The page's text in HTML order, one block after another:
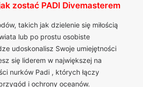
zostać PADI Divemasterem
takich jak dzielenie się miłością
lub po prostu osobiste
udoskonalisz Swoje umiejętności
się liderem w największej na
nurków Padi , których łączy
i ochrony oceanów.